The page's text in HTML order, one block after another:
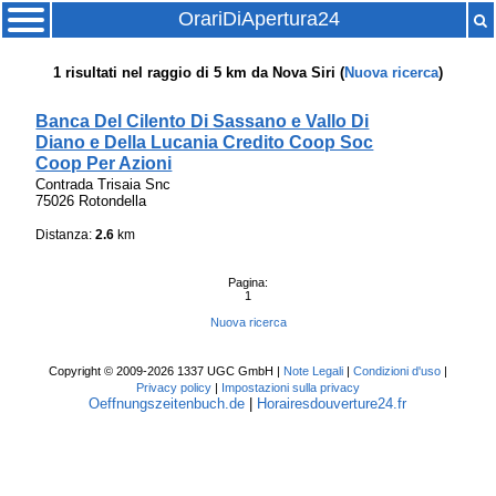
OrariDiApertura24
1 risultati nel raggio di 5 km da Nova Siri (Nuova ricerca)
Banca Del Cilento Di Sassano e Vallo Di
Diano e Della Lucania Credito Coop Soc
Coop Per Azioni
Contrada Trisaia Snc
75026 Rotondella
Distanza:2.6 km
Pagina:
1
Nuova ricerca
Copyright © 2009-2026 1337 UGC GmbH | Note Legali| Condizioni d'uso|
Privacy policy| Impostazioni sulla privacy
Oeffnungszeitenbuch.de Horairesdouverture24.fr